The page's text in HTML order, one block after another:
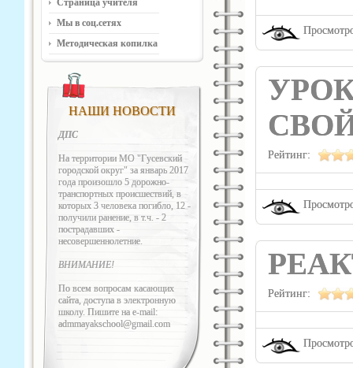
Страница учителя
Мы в соц.сетях
Методическая копилка
НАШИ НОВОСТИ
ДПС
На территории МО "Гусевский
городской округ" за январь 2017
года произошло 5 дорожно-
транспортных происшествий, в
которых 3 человека погибло, 12 -
получили ранение, в т.ч. - 2
пострадавших -
несовершеннолетние.
ВНИМАНИЕ!
По всем вопросам касающих
сайта, доступа в электронную
школу. Пишите на e-mail:
admmayakschool@gmail.com
Рейтинг:
Рейтинг: